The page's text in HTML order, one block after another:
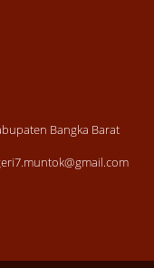
Bangka Barat